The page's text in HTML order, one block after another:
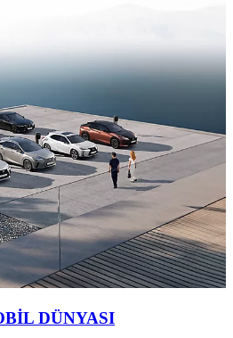
DÜNYASI